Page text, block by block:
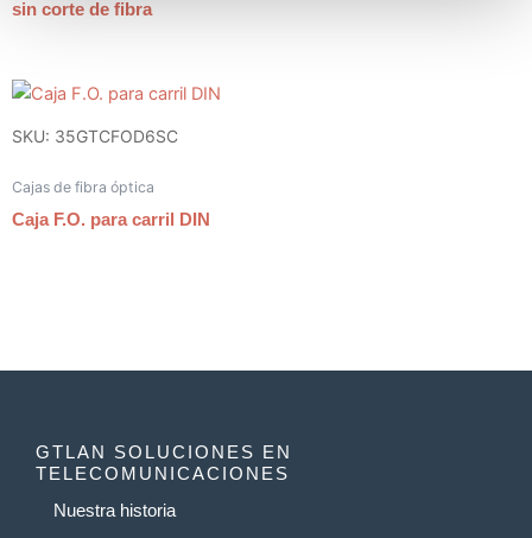
sin corte de fibra
SKU: 35GTCFOD6SC
Cajas de fibra óptica
Caja F.O. para carril DIN
GTLAN SOLUCIONES EN
TELECOMUNICACIONES
Nuestra historia